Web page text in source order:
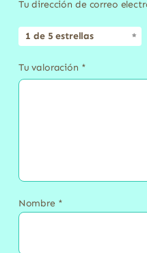
Tu dirección de correo
1 de 5 estrellas
Tu valoración *
Nombre *